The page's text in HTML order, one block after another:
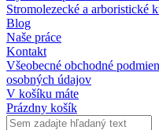
Stromolezecké a arboristické
Blog
Naše práce
Kontakt
Všeobecné obchodné
osobných údajov
V košíku máte
Prázdny košík